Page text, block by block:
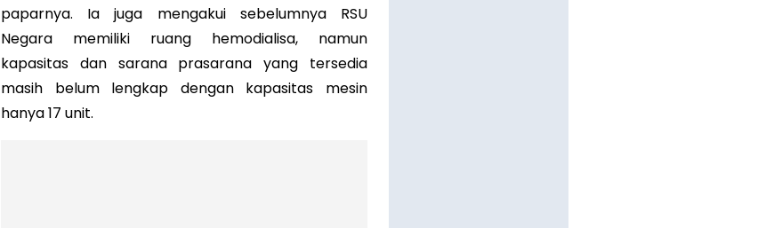
paparnya. Ia juga mengakui sebelumnya RSU
Negara memiliki ruang hemodialisa, namun
kapasitas dan sarana prasarana yang tersedia
masih belum lengkap dengan kapasitas mesin
hanya 17 unit.